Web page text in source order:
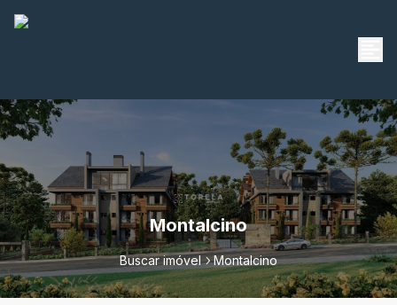
Montalcino
Buscar imóvel Montalcino